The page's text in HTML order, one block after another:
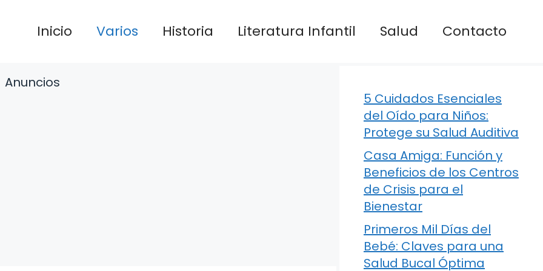
Inicio Varios Historia Literatura Infantil Salud Contacto
Anuncios
5 Cuidados Esenciales
del Oído para Niños:
Protege su Salud Auditiva
Casa Amiga: Función y
Beneficios de los Centros
de Crisis para el
Bienestar
Primeros Mil Días del
Bebé: Claves para una
Salud Bucal Óptima